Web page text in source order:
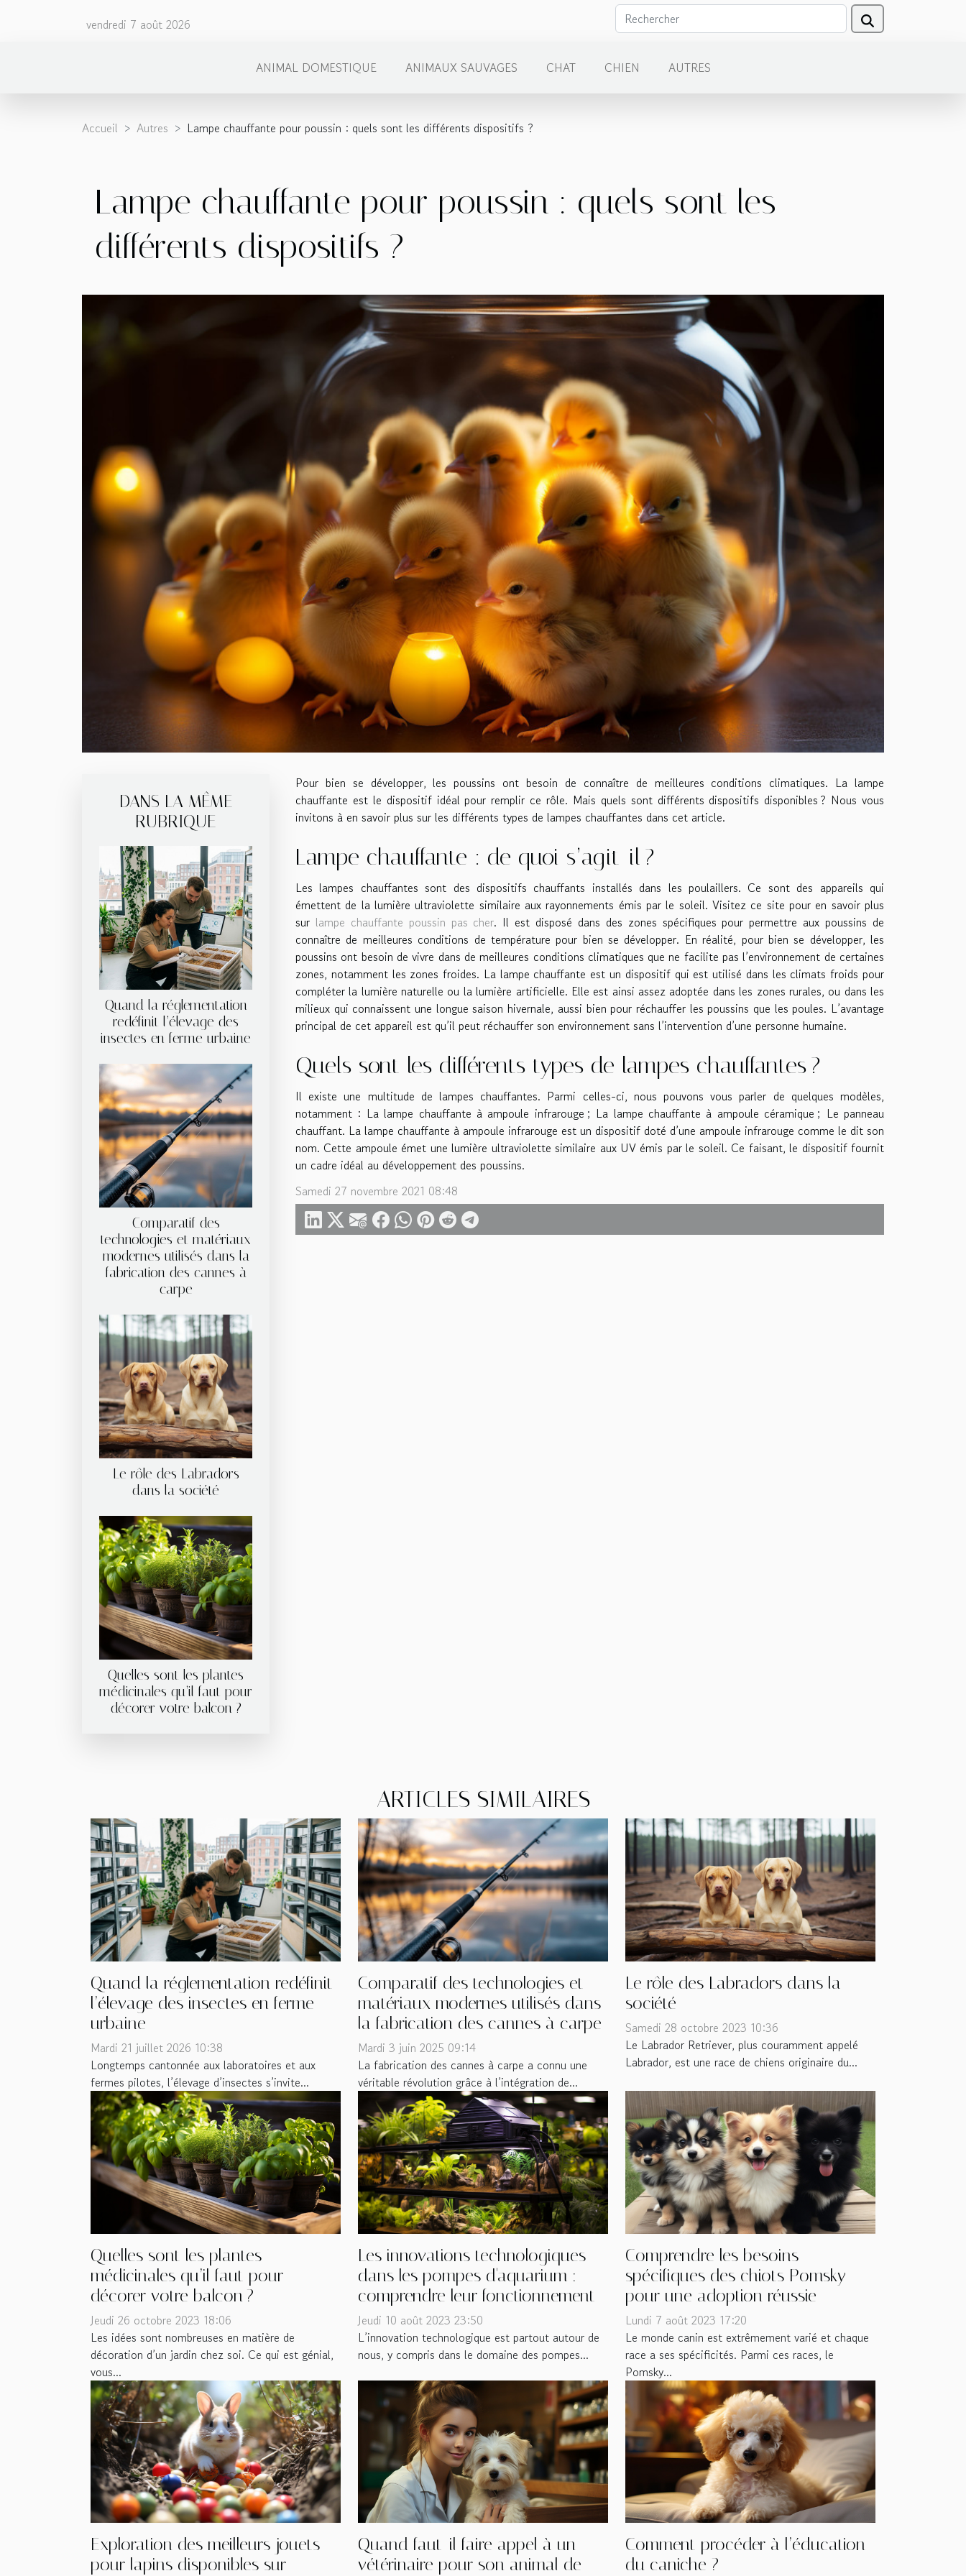
vendredi 7 août 2026
ANIMAL DOMESTIQUE ANIMAUX SAUVAGES CHAT CHIEN AUTRES
Accueil Autres Lampe chauffante pour poussin : quels sont les différents dispositifs ?
Lampe chauffante pour poussin : quels sont les
différents dispositifs ?
DANS LA MÊME
RUBRIQUE
Quand la réglementation
redéfinit l’élevage des
insectes en ferme urbaine
Comparatif des
technologies et matériaux
modernes utilisés dans la
fabrication des cannes à
carpe
Le rôle des Labradors
dans la société
Quelles sont les plantes
médicinales qu’il faut pour
décorer votre balcon ?
Pour bien se développer, les poussins ont besoin de connaître de meilleures conditions climatiques. La lampe
chauffante est le dispositif idéal pour remplir ce rôle. Mais quels sont différents dispositifs disponibles ? Nous vous
invitons à en savoir plus sur les différents types de lampes chauffantes dans cet article.
Lampe chauffante : de quoi s’agit-il ?
Les lampes chauffantes sont des dispositifs chauffants installés dans les poulaillers. Ce sont des appareils qui
émettent de la lumière ultraviolette similaire aux rayonnements émis par le soleil. Visitez ce site pour en savoir plus
sur lampe chauffante poussin pas cher. Il est disposé dans des zones spécifiques pour permettre aux poussins de
connaître de meilleures conditions de température pour bien se développer. En réalité, pour bien se développer, les
poussins ont besoin de vivre dans de meilleures conditions climatiques que ne facilite pas l’environnement de certaines
zones, notamment les zones froides. La lampe chauffante est un dispositif qui est utilisé dans les climats froids pour
compléter la lumière naturelle ou la lumière artificielle. Elle est ainsi assez adoptée dans les zones rurales, ou dans les
milieux qui connaissent une longue saison hivernale, aussi bien pour réchauffer les poussins que les poules. L’avantage
principal de cet appareil est qu’il peut réchauffer son environnement sans l’intervention d’une personne humaine.
Quels sont les différents types de lampes chauffantes ?
Il existe une multitude de lampes chauffantes. Parmi celles-ci, nous pouvons vous parler de quelques modèles,
notamment : La lampe chauffante à ampoule infrarouge ; La lampe chauffante à ampoule céramique ; Le panneau
chauffant. La lampe chauffante à ampoule infrarouge est un dispositif doté d’une ampoule infrarouge comme le dit son
nom. Cette ampoule émet une lumière ultraviolette similaire aux UV émis par le soleil. Ce faisant, le dispositif fournit
un cadre idéal au développement des poussins.
Samedi 27 novembre 2021 08:48
ARTICLES SIMILAIRES
Quand la réglementation redéfinit
l’élevage des insectes en ferme
urbaine
Mardi 21 juillet 2026 10:38
Longtemps cantonnée aux laboratoires et aux
fermes pilotes, l’élevage d’insectes s’invite...
Comparatif des technologies et
matériaux modernes utilisés dans
la fabrication des cannes à carpe
Mardi 3 juin 2025 09:14
La fabrication des cannes à carpe a connu une
véritable révolution grâce à l’intégration de...
Le rôle des Labradors dans la
société
Samedi 28 octobre 2023 10:36
Le Labrador Retriever, plus couramment appelé
Labrador, est une race de chiens originaire du...
Quelles sont les plantes
médicinales qu’il faut pour
décorer votre balcon ?
Jeudi 26 octobre 2023 18:06
Les idées sont nombreuses en matière de
décoration d’un jardin chez soi. Ce qui est génial,
vous...
Les innovations technologiques
dans les pompes d'aquarium :
comprendre leur fonctionnement
Jeudi 10 août 2023 23:50
L’innovation technologique est partout autour de
nous, y compris dans le domaine des pompes...
Comprendre les besoins
spécifiques des chiots Pomsky
pour une adoption réussie
Lundi 7 août 2023 17:20
Le monde canin est extrêmement varié et chaque
race a ses spécificités. Parmi ces races, le
Pomsky...
Exploration des meilleurs jouets
pour lapins disponibles sur
Quand faut-il faire appel à un
vétérinaire pour son animal de
Comment procéder à l’éducation
du caniche ?